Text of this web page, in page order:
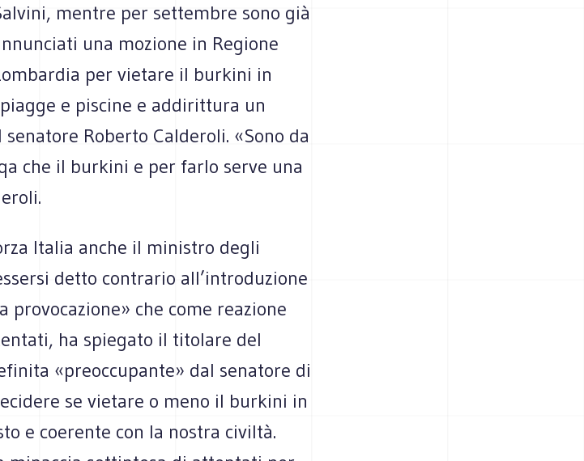
mentre per settembre sono già
una mozione in Regione
per vietare il burkini in
e piscine e addirittura un
Roberto Calderoli. «Sono da
che il burkini e per farlo serve una
Italia anche il ministro degli
detto contrario all’introduzione
provocazione» che come reazione
ha spiegato il titolare del
«preoccupante» dal senatore di
se vietare o meno il burkini in
e coerente con la nostra civiltà.